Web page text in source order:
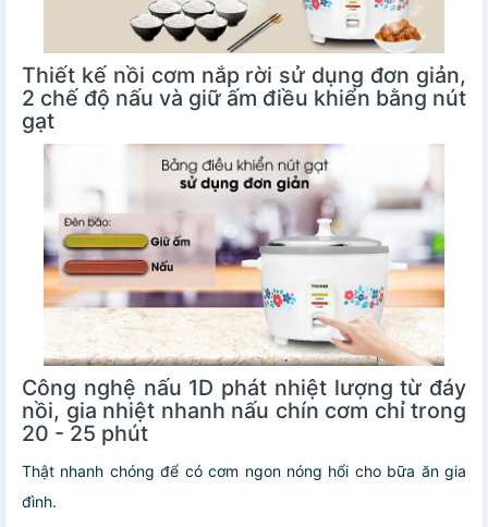
Thiết kế nồi cơm nắp rời sử dụng đơn giản,
2 chế độ nấu và giữ ấm điều khiển bằng nút
gạt
Công nghệ nấu 1D phát nhiệt lượng từ đáy
nồi, gia nhiệt nhanh nấu chín cơm chỉ trong
20 - 25 phút
Thật nhanh chóng để có cơm ngon nóng hổi cho bữa ăn gia
đình.